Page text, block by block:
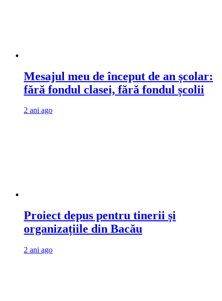
Mesajul meu de început de an școlar:
fără fondul clasei, fără fondul școlii
2 ani ago
Proiect depus pentru tinerii și
organizațiile din Bacău
2 ani ago